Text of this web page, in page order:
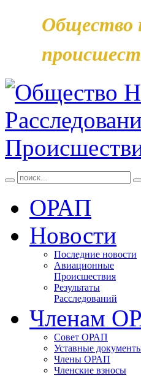
Общество
ОРАП
Новости
Последние новости
Авиационные
Происшествия
Результаты
Расследований
Членам
Совет ОРАП
Уставные
Члены ОРАП
Членские взносы